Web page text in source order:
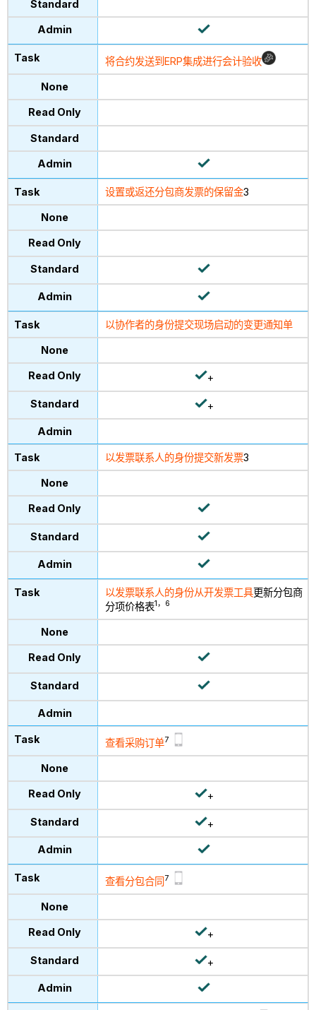
将合约发送到ERP集成进行会计验收
设置或返还分包商发票的保留金3
以协作者的身份提交现场启动的变更通知单
+
+
以发票联系人的身份提交新发票3
以发票联系人的身份从开发票工具更新分包商
分项价格表1，6
查看采购订单7
+
+
查看分包合同 7
+
+